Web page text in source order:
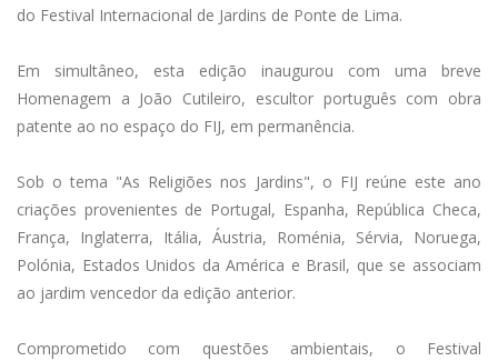
do Festival Internacional de Jardins de Ponte de Lima.
Em simultâneo, esta edição inaugurou com uma breve
Homenagem a João Cutileiro, escultor português com obra
patente ao no espaço do FIJ, em permanência.
Sob o tema "As Religiões nos Jardins", o FIJ reúne este ano
criações provenientes de Portugal, Espanha, República Checa,
França, Inglaterra, Itália, Áustria, Roménia, Sérvia, Noruega,
Polónia, Estados Unidos da América e Brasil, que se associam
ao jardim vencedor da edição anterior.
Comprometido com questões ambientais, o Festival